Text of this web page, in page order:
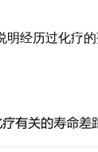
经历过化疗的